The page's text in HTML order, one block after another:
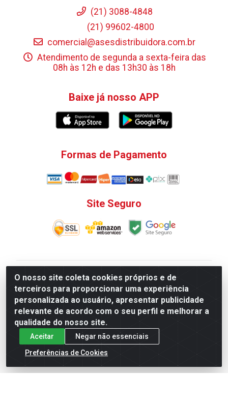
O nosso site coleta cookies próprios e de
terceiros para proporcionar uma experiência
personalizada ao usuário, apresentar publicidade
relevante de acordo com o seu perfil e melhorar a
qualidade do nosso site.
Aceitar
Negar não essenciais
Preferências de Cookies
(21) 3088-4848
(21) 99602-4800
comercial@asesdistribuidora.com.br
Atendimento de segunda a sexta-feira das
08h às 12h e das 13h30 às 18h
Baixe já nosso APP
Formas de Pagamento
Site Seguro
V. C. Ferragens LTDA - Rua do Matoso, 132 - Praça da
Bandeira, Rio de Janeiro/ RJ - CEP 20.270-135 - CNPJ
12.324.723/0001-25
Todas as regras de promoções, descontos, preços e
prazos de pagamento e entrega expostos aqui são
válidos apenas para compras via internet. Preços e
estoque sujeito a alterações sem aviso prévio.